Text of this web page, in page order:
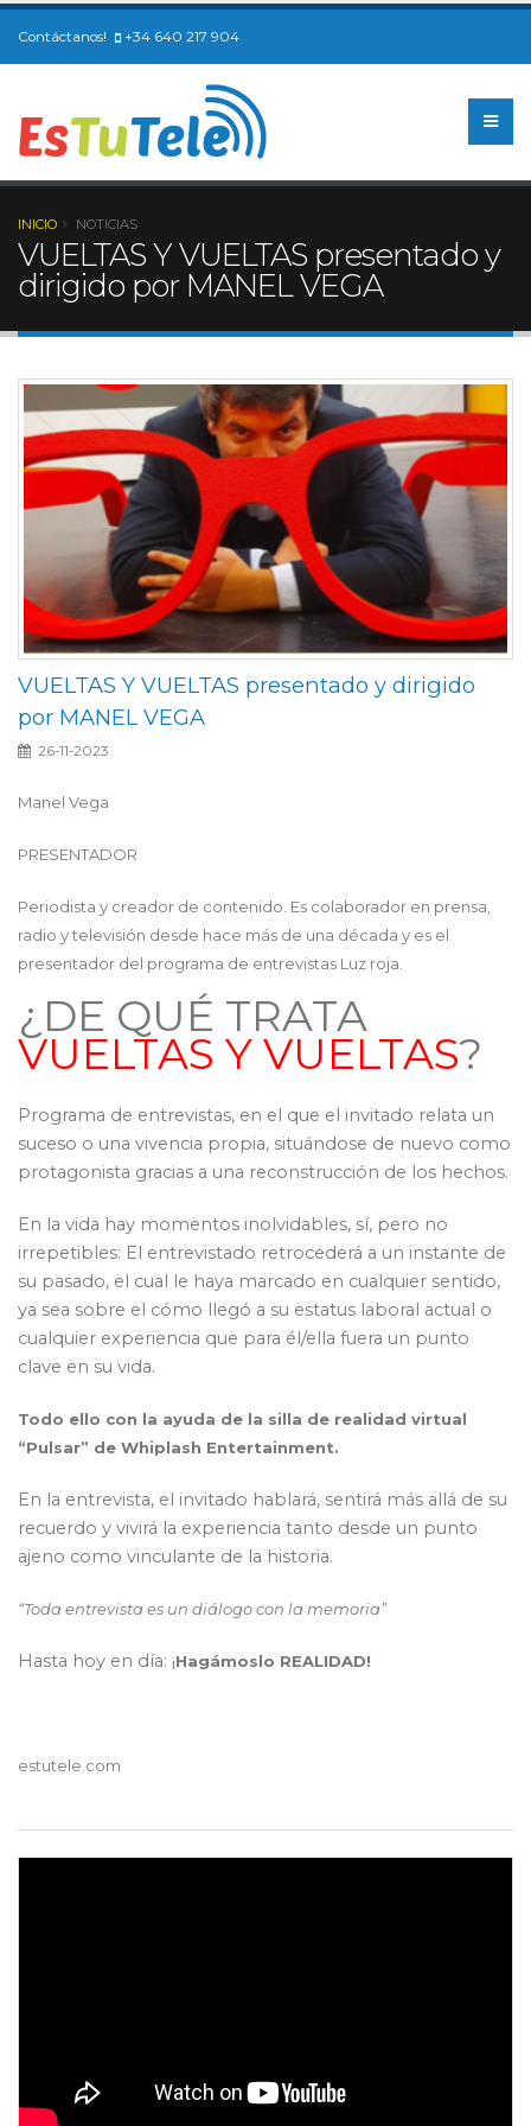
Contáctanos! +34 640 217 904
INICIO NOTICIAS
VUELTAS Y VUELTAS presentado y
dirigido por MANEL VEGA
VUELTAS Y VUELTAS presentado y dirigido
por MANEL VEGA
26-11-2023
Manel Vega
PRESENTADOR
Periodista y creador de contenido. Es colaborador en prensa,
radio y televisión desde hace más de una década y es el
presentador del programa de entrevistas Luz roja.
¿DE QUÉ TRATA
VUELTAS Y VUELTAS?
Programa de entrevistas, en el que el invitado relata un
suceso o una vivencia propia, situándose de nuevo como
protagonista gracias a una reconstrucción de los hechos.
En la vida hay momentos inolvidables, sí, pero no
irrepetibles: El entrevistado retrocederá a un instante de
su pasado, el cual le haya marcado en cualquier sentido,
ya sea sobre el cómo llegó a su estatus laboral actual o
cualquier experiencia que para él/ella fuera un punto
clave en su vida.
Todo ello con la ayuda de la silla de realidad virtual
“Pulsar” de Whiplash Entertainment.
En la entrevista, el invitado hablará, sentirá más allá de su
recuerdo y vivirá la experiencia tanto desde un punto
ajeno como vinculante de la historia.
“Toda entrevista es un diálogo con la memoria”
Hasta hoy en día: ¡Hagámoslo REALIDAD!
estutele.com